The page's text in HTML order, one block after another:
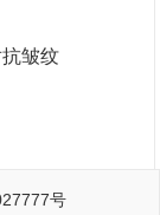
皱纹
号